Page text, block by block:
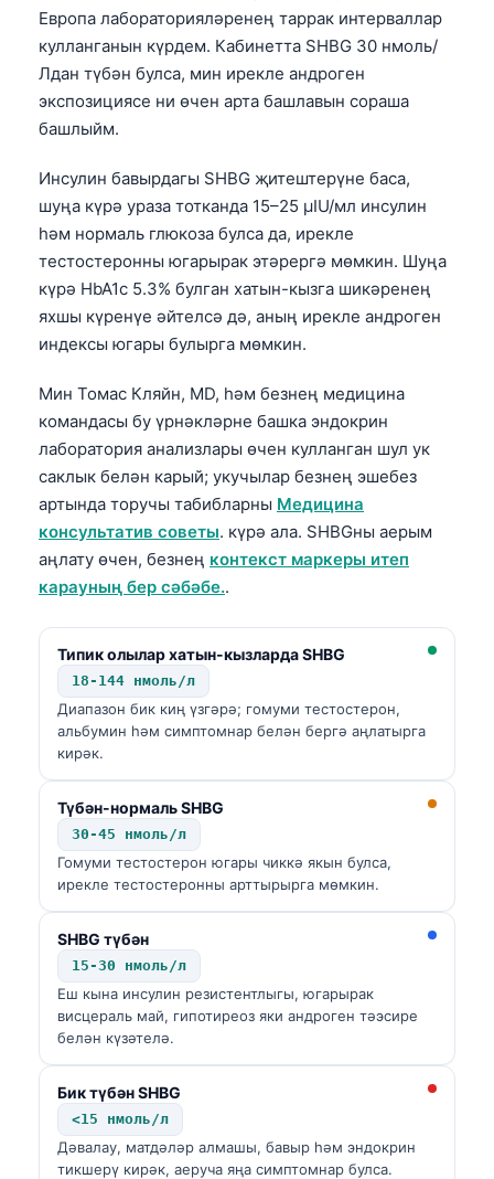
Европа лабораторияләренең таррак интерваллар
кулланганын күрдем. Кабинетта SHBG 30 нмоль/
Лдан түбән булса, мин ирекле андроген
экспозициясе ни өчен арта башлавын сораша
башлыйм.
Инсулин бавырдагы SHBG җитештерүне баса,
шуңа күрә ураза тотканда 15–25 µIU/мл инсулин
һәм нормаль глюкоза булса да, ирекле
тестостеронны югарырак этәрергә мөмкин. Шуңа
күрә HbA1c 5.3% булган хатын-кызга шикәренең
яхшы күренүе әйтелсә дә, аның ирекле андроген
индексы югары булырга мөмкин.
Мин Томас Кляйн, MD, һәм безнең медицина
командасы бу үрнәкләрне башка эндокрин
лаборатория анализлары өчен кулланган шул ук
саклык белән карый; укучылар безнең эшебез
артында торучы табибларны Медицина
консультатив советы. күрә ала. SHBGны аерым
аңлату өчен, безнең контекст маркеры итеп
карауның бер сәбәбе..
Типик олылар хатын-кызларда SHBG
18-144 нмоль/л
Диапазон бик киң үзгәрә; гомуми тестостерон,
альбумин һәм симптомнар белән бергә аңлатырга
кирәк.
Түбән-нормаль SHBG
30-45 нмоль/л
Гомуми тестостерон югары чиккә якын булса,
ирекле тестостеронны арттырырга мөмкин.
SHBG түбән
15-30 нмоль/л
Еш кына инсулин резистентлыгы, югарырак
висцераль май, гипотиреоз яки андроген тәэсире
белән күзәтелә.
Бик түбән SHBG
<15 нмоль/л
Дәвалау, матдәләр алмашы, бавыр һәм эндокрин
тикшерү кирәк, аеруча яңа симптомнар булса.